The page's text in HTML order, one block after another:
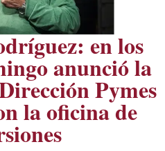
en los
anunció la
Pymes
la oficina de